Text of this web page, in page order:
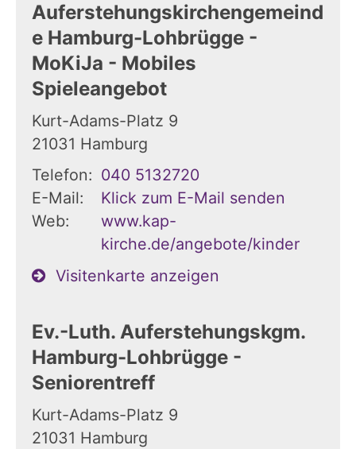
Auferstehungskirchengemeind
e Hamburg-Lohbrügge -
MoKiJa - Mobiles
Spieleangebot
Kurt-Adams-Platz 9
21031 Hamburg
Telefon: 040 5132720
E-Mail:
Klick zum E-Mail senden
Web:
www.kap-
kirche.de/angebote/kinder
Visitenkarte anzeigen
Ev.-Luth. Auferstehungskgm.
Hamburg-Lohbrügge -
Seniorentreff
Kurt-Adams-Platz 9
21031 Hamburg